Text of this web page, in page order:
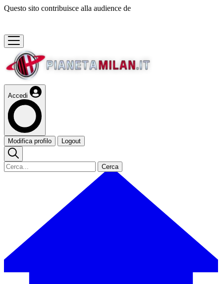
Questo sito contribuisce alla audience de
Accedi
Modifica profilo Logout
Cerca